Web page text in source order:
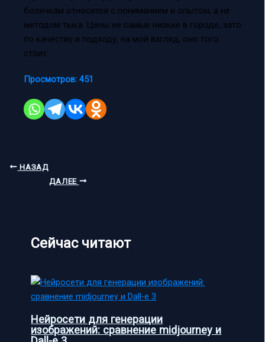
болячкам относятся с пониманием и опытом, а не
методом тыка. Цены не самые низкие в городе, зато
по качеству и подходу, на мой взгляд, оно того
стоит.
Просмотров: 451
НАЗАД
ДАЛЕЕ
Сейчас читают
Нейросети для генерации
изображений: сравнение midjourney и